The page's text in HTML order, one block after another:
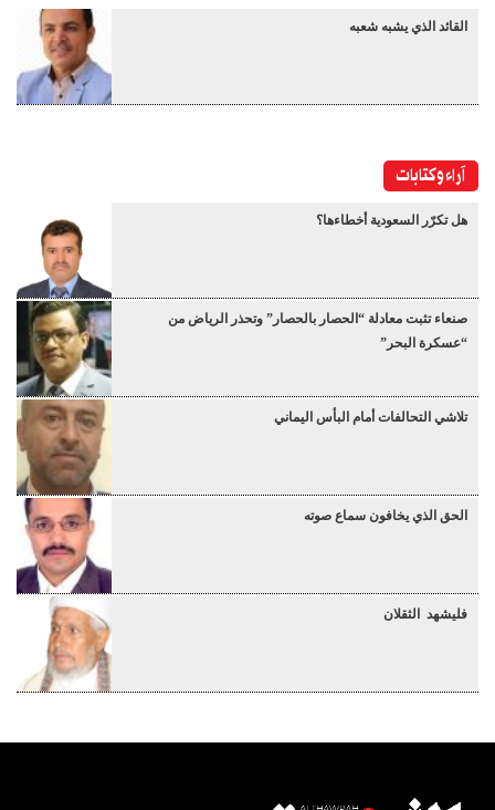
القائد الذي يشبه شعبه
آراء وكتابات
هل تكرّر السعودية أخطاءها؟
صنعاء تثبت معادلة “الحصار بالحصار” وتحذر الرياض من
“عسكرة البحر”
تلاشي التحالفات أمام البأس اليماني
الحق الذي يخافون سماع صوته
فليشهد الثقلان